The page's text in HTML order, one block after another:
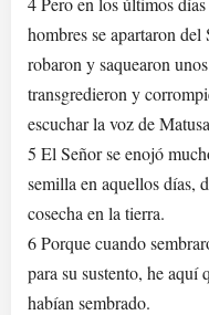
hombres se apartaron
robaron y saquearon
transgredieron y
escuchar la voz de
5 El Señor se enojó
semilla en aquellos días,
cosecha en la tierra.
6 Porque cuando
para su sustento, he aquí
habían sembrado.